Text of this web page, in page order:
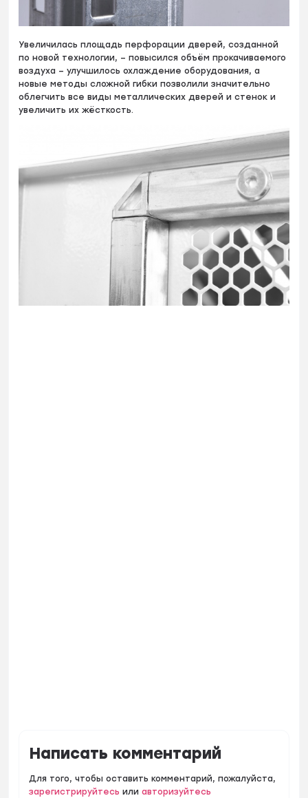
Увеличилась площадь перфорации дверей, созданной
по новой технологии, – повысился объём прокачиваемого
воздуха – улучшилось охлаждение оборудования, а
новые методы сложной гибки позволили значительно
облегчить все виды металлических дверей и стенок и
увеличить их жёсткость.
Написать комментарий
Для того, чтобы оставить комментарий, пожалуйста,
зарегистрируйтесь илиавторизуйтесь